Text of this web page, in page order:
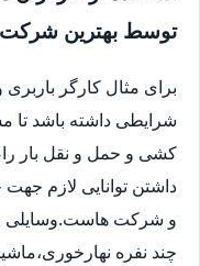
توسط بهترین شرکت
برای مثال کارگر
شرایطی داشته باشد تا
کشی و حمل و نقل بار
داشتن توانایی لازم
و شرکت هاست.وسایلی
چند نفره